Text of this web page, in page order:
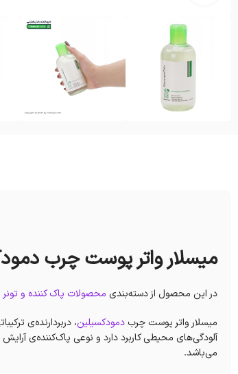
میسلار واتر پوست چرب
در این محصول از دسته‌بندی محصولات پاک کننده و تونر
میسلار واتر پوست چرب دمودکسیلین، دربردارنده‌ی
آلودگی‌های محیطی کاربرد دارد و نوعی پاک‌کننده‌ی
می‌باشد‌.